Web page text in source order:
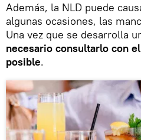
Además, la NLD puede
algunas ocasiones, las
Una vez que se desarrolla
necesario consultarlo con
posible.